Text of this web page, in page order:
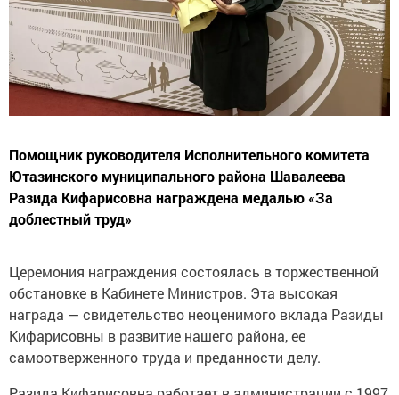
Помощник руководителя Исполнительного комитета
Ютазинского муниципального района Шавалеева
Разида Кифарисовна награждена медалью «За
доблестный труд»
Церемония награждения состоялась в торжественной
обстановке в Кабинете Министров. Эта высокая
награда — свидетельство неоценимого вклада Разиды
Кифарисовны в развитие нашего района, ее
самоотверженного труда и преданности делу.